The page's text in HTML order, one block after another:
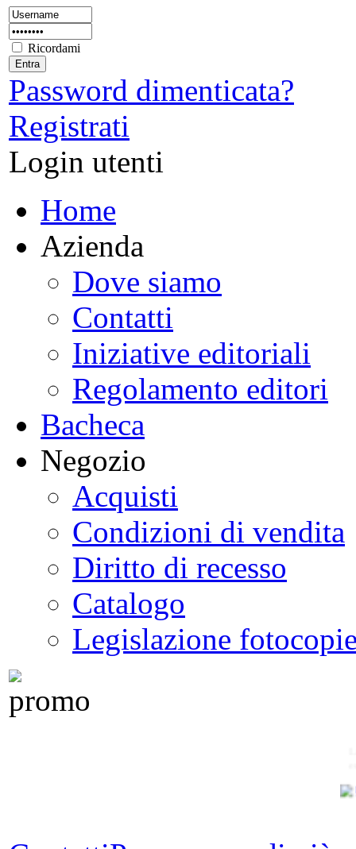
Ricordami
Password dimenticata?
Registrati
Login utenti
Home
Azienda
Dove siamo
Contatti
Iniziative editoriali
Regolamento editori
Bacheca
Negozio
Acquisti
Condizioni di vendita
Diritto di recesso
Catalogo
Legislazione